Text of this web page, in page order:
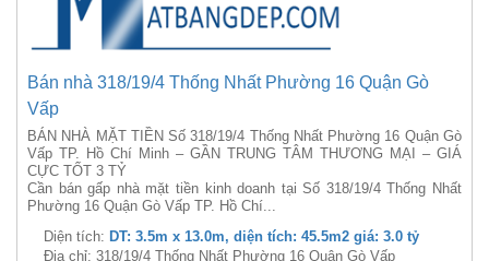
Bán nhà 318/19/4 Thống Nhất Phường 16 Quận Gò
Vấp
BÁN NHÀ MẶT TIỀN Số 318/19/4 Thống Nhất Phường 16 Quận Gò
Vấp TP. Hồ Chí Minh – GẦN TRUNG TÂM THƯƠNG MẠI – GIÁ
CỰC TỐT 3 TỶ
Cần bán gấp nhà mặt tiền kinh doanh tại Số 318/19/4 Thống Nhất
Phường 16 Quận Gò Vấp TP. Hồ Chí...
Diện tích: DT: 3.5m x 13.0m, diện tích: 45.5m2 giá: 3.0 tỷ
Địa chỉ: 318/19/4 Thống Nhất Phường 16 Quận Gò Vấp